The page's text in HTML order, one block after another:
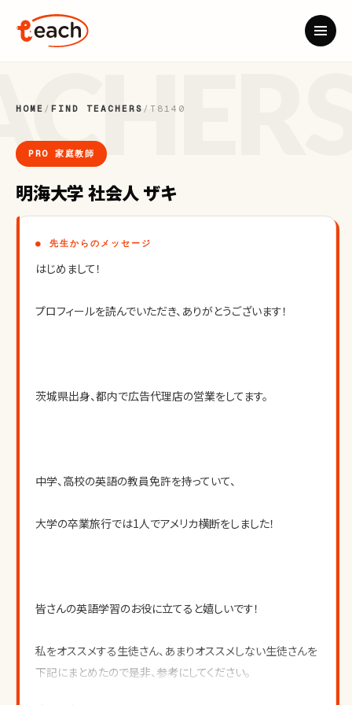
HOME / FIND TEACHERS / T8140
PRO 家庭教師
明海大学 社会人 ザキ
● 先生からのメッセージ
はじめまして！
プロフィールを読んでいただき、ありがとうございます！
茨城県出身、都内で広告代理店の営業をしてます。
中学、高校の英語の教員免許を持っていて、
大学の卒業旅行では1人でアメリカ横断をしました！
皆さんの英語学習のお役に立てると嬉しいです！
私をオススメする生徒さん、あまりオススメしない生徒さんを
下記にまとめたので是非、参考にしてください。